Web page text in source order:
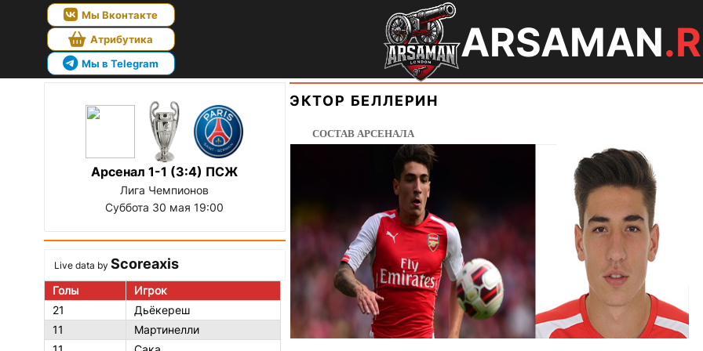
Мы Вконтакте
Атрибутика
Мы в Telegram
ARSAMAN
Арсенал 1-1 (3:4) ПСЖ
Лига Чемпионов
Суббота 30 мая 19:00
Live data by Scoreaxis
Голы
Игрок
21
Дьёкереш
11
Мартинелли
ЭКТОР БЕЛЛЕРИН
СОСТАВ АРСЕНАЛА